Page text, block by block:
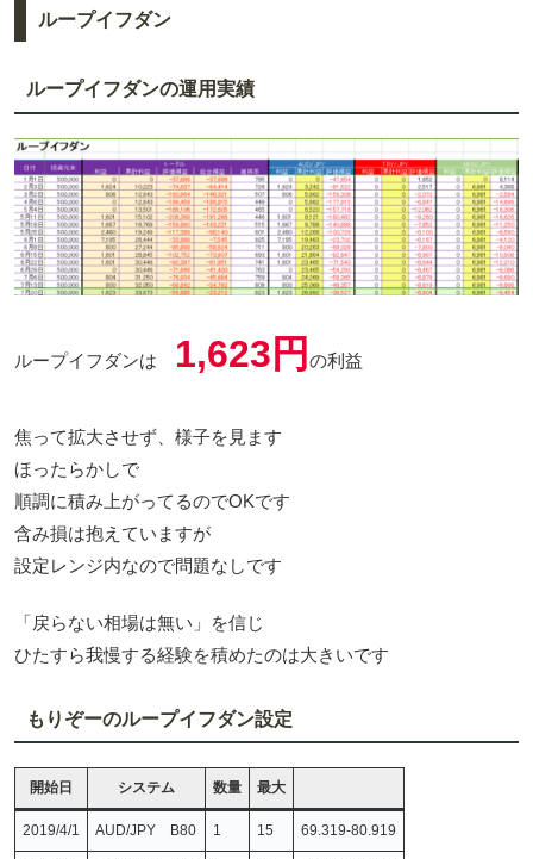
ループイフダン
ループイフダンの運用実績
ループイフダンは 1,623円 の利益
焦って拡大させず、様子を見ます
ほったらかしで
順調に積み上がってるのでOKです
含み損は抱えていますが
設定レンジ内なので問題なしです
「戻らない相場は無い」を信じ
ひたすら我慢する経験を積めたのは大きいです
もりぞーのループイフダン設定
開始日 システム 数量 最大
2019/4/1 AUD/JPY B80 1 15 69.319-80.919